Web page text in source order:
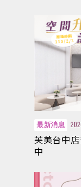
最新消息
芙美台中
中